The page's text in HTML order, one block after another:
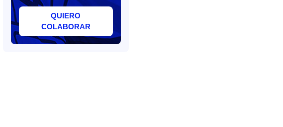
QUIERO
COLABORAR